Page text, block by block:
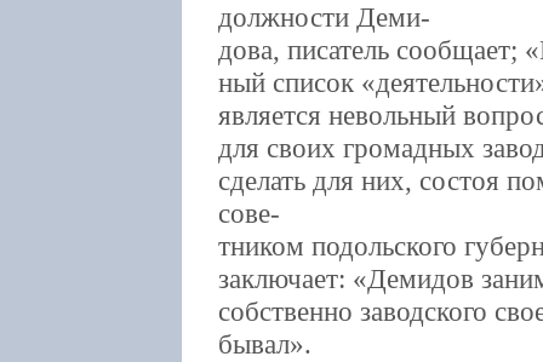
должности Деми-
дова, писатель сообщает;
ный список
является невольный
для своих громадных
сделать для них, состоя
сове-
тником подольского
заключает: «Демидов
собственно заводского
бывал».